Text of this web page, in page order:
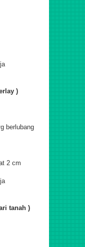
)
berlubang
2 cm
tanah )